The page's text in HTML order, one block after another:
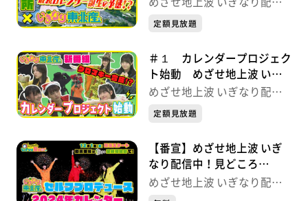
中！
定額見放題
＃１ カレンダープロジェク
ト始動 めざせ地上波 いぎ
なり配信中！
めざせ地上波 いぎなり配信
中！
定額見放題
【番宣】めざせ地上波 いぎ
なり配信中！見どころ
【12/1(金)配信開始】
めざせ地上波 いぎなり配信
中！